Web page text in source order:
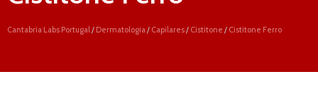
Cantabria Labs Portugal/ Dermatologia/ Capilares/ Cistitone / Cistitone Ferro